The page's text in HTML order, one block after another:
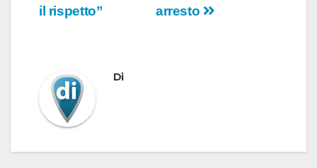
arresto
il rispetto”
Di